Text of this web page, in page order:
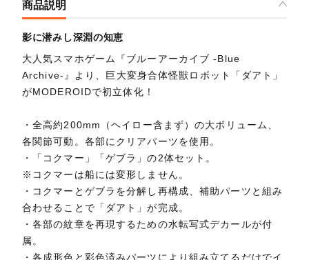
商品説明
影に潜みし深淵の知恵
大人気スマホゲーム『ブルーアーカイブ -Blue
Archive-』より、巨大変身合体怪獣ロボット「ダアト」
がMODEROIDで初立体化！
・全高約200mm（ヘイロー含まず）の大ボリューム、
各関節可動。各部にクリアパーツを使用。
・「コクマー」「ゲブラ」の2体セット。
※コクマーは船には変形しません。
・コクマーとゲブラを分解し再構成、補助パーツと組み
合わせることで「ダアト」が完成。
・各部の紋章を再現するための水転写式デカールが付
属。
・各成形色と彩色済みパーツにより組み立てるだけでイ